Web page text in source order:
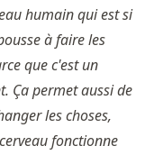
humain qui est si
à faire les
que c'est un
Ça permet aussi de
les choses,
fonctionne